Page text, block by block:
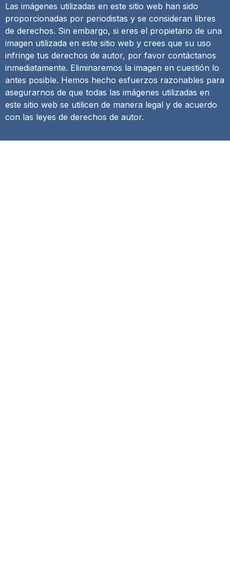
Las imágenes utilizadas en este sitio web han sido
proporcionadas por periodistas y se consideran libres
de derechos. Sin embargo, si eres el propietario de una
imagen utilizada en este sitio web y crees que su uso
infringe tus derechos de autor, por favor contáctanos
inmediatamente. Eliminaremos la imagen en cuestión lo
antes posible. Hemos hecho esfuerzos razonables para
asegurarnos de que todas las imágenes utilizadas en
este sitio web se utilicen de manera legal y de acuerdo
con las leyes de derechos de autor.